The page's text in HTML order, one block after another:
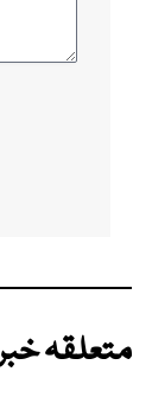
متعلقہ